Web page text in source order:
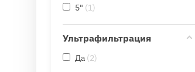
5" 1
Ультрафильтрация
Да 2